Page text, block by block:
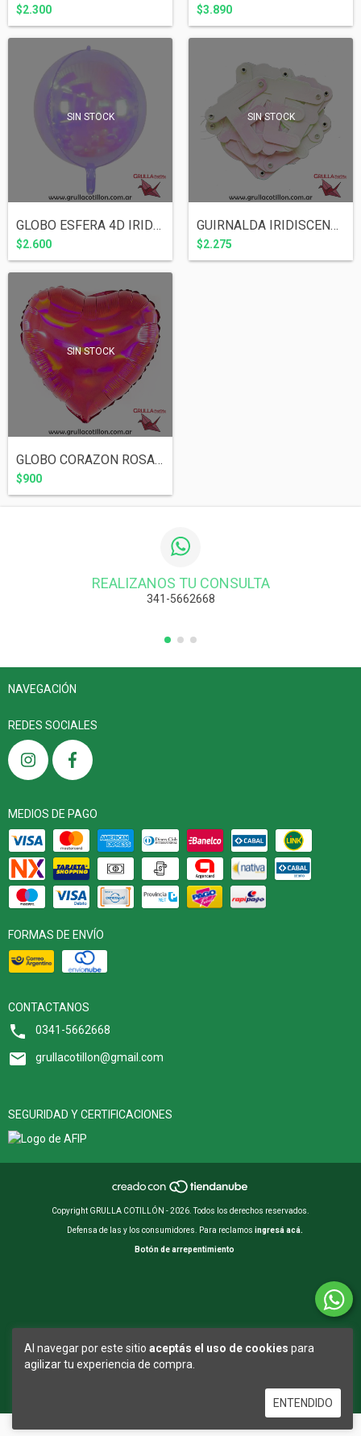
Al navegar por este sitio aceptás el uso de cookies para
agilizar tu experiencia de compra.
ENTENDIDO
$2.300 $3.890
SIN STOCK
GLOBO ESFERA 4D IRIDISCENTE 22"
$2.600
SIN STOCK
GUIRNALDA IRIDISCENTE FELIZ CUMPLEAÑOS
$2.275
SIN STOCK
GLOBO CORAZON ROSA TORNASOLADO 18"
$900
REALIZANOS TU CONSULTA
341-5662668
NAVEGACIÓN
REDES SOCIALES
MEDIOS DE PAGO
FORMAS DE ENVÍO
CONTACTANOS
0341-5662668
grullacotillon@gmail.com
SEGURIDAD Y CERTIFICACIONES
Copyright GRULLA COTILLÓN - 2026. Todos los derechos reservados.
Defensa de las y los consumidores. Para reclamos ingresá acá.
Botón de arrepentimiento